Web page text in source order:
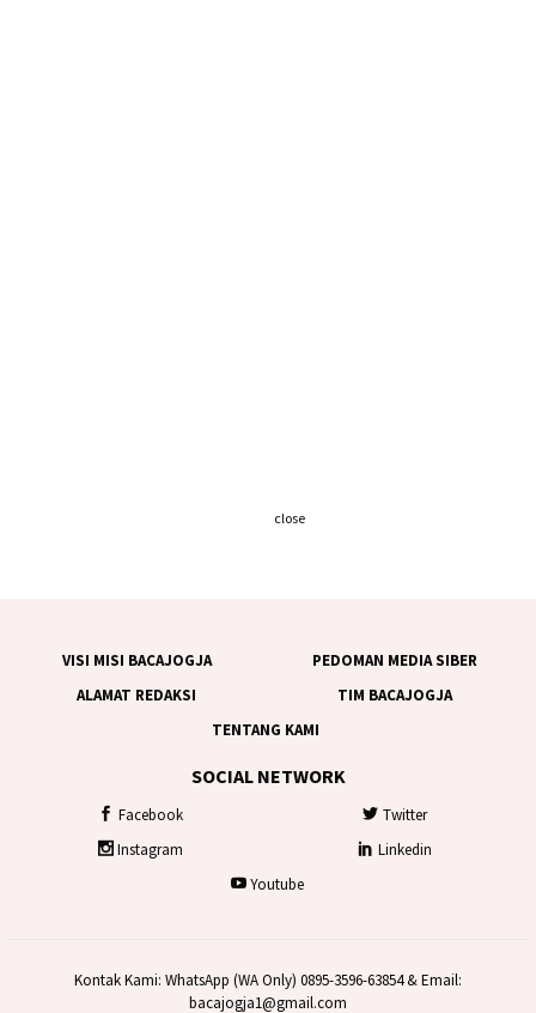
VISI MISI BACAJOGJA
PEDOMAN MEDIA SIBER
ALAMAT REDAKSI
TIM BACAJOGJA
TENTANG KAMI
SOCIAL NETWORK
Facebook
Twitter
Instagram
Linkedin
Youtube
Kontak Kami: WhatsApp (WA Only) 0895-3596-63854 & Email:
bacajogja1@gmail.com
close